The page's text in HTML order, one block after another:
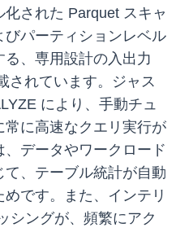
された Parquet スキャ
びパーティションレベル
、専用設計の入出力
されています。ジャス
により、手動チュ
に高速なクエリ実行が
データやワークロード
、テーブル統計が自動
です。また、インテリ
シングが、頻繁にアク